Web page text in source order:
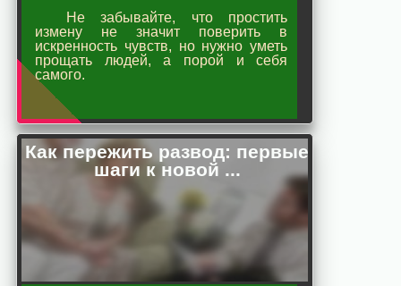
Не забывайте, что простить
измену не значит поверить в
искренность чувств, но нужно уметь
прощать людей, а порой и себя
самого.
Как пережить развод: первые
шаги к новой ...